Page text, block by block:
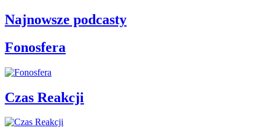
Najnowsze podcasty
Fonosfera
Czas Reakcji